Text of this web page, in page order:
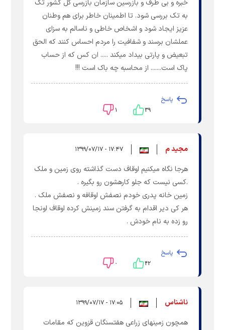
خبره و بی طرف و بازرسین سازمان بازرسی کل کشور تک
به تک بررسی شود. تا اطمینان خاطر برای هم وطنان
عزیز ایجاد شود و اشخاص خاطی و ناسالم به سزای
عملشان برسند و شفافیت را مردم احساس کنند که الحق
تبعیض و پارتی بیداد میکند ..... ان کس که از حساب
پاک است....... از محاسبه چه باک است !!!
پاسخ
۳۹ ۱
مجید م ۱۷:۴۷ - ۱۳۹۹/۰۷/۱۷
هرجا نگاه میکنیم اوقاف دست گذاشته روی زمین و ملک
.کسی نیست که جلو کارهشون رو بگیره .
زمین خانه پدری خودم نصفش اوقافه و نصفش ملک .
هر کی دیر اقدام به گرفتن سند زمینش کرده اوقاف اونجا
رو زده به نام خودش .
پاسخ
۴۲ ۰
ناشناس ۱۷:۰۵ - ۱۳۹۹/۰۷/۱۷
همچون زمینهای زراعی هفتسنگان قزوین که مقامات